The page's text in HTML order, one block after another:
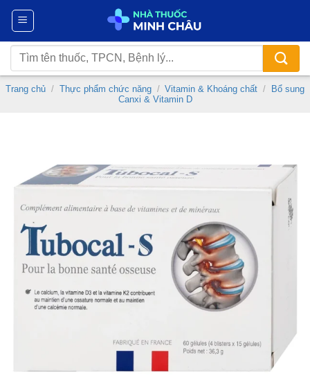
Chuyển
nội
dung
Tìm
kiếm:
Trang chủ / Thực phẩm chức năng / Vitamin & Khoáng chất /
Bổ sung
Canxi & Vitamin D